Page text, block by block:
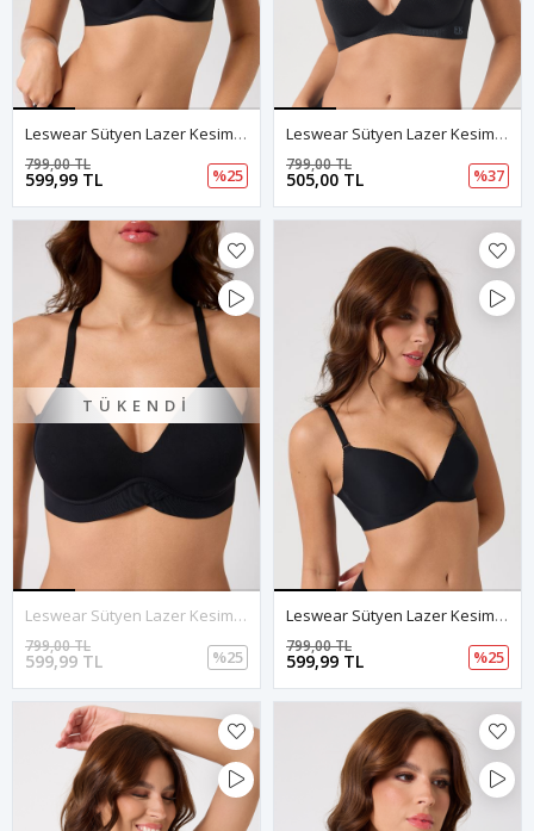
Leswear Sütyen Lazer Kesim Siyah Renk Sütyen - Dolgulu Sütyen - Askısı Çıkarılabilir
599,99 TL
799,00 TL
%25
Leswear Sütyen Lazer Kesim Siyah Renk Sütyen - Dolgulu Sütyen - Askısı Çıkarılabilir
505,00 TL
799,00 TL
%37
TÜKENDI
Leswear Sütyen Lazer Kesim Siyah Renk Sütyen - Dolgulu Sütyen - Askısı Çıkarılabilir - Kopya
599,99 TL
799,00 TL
%25
Leswear Sütyen Lazer Kesim Siyah Renk Sütyen – İz Yapmayan Şıklık
599,99 TL
799,00 TL
%25